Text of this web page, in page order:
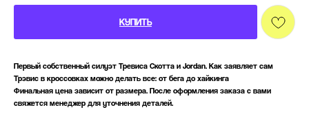
КУПИТЬ
Первый собственный силуэт Тревиса Скотта и Jordan. Как заявляет сам
Трэвис в кроссовках можно делать все: от бега до хайкинга
Финальная цена зависит от размера. После оформления заказа с вами
свяжется менеджер для уточнения деталей.